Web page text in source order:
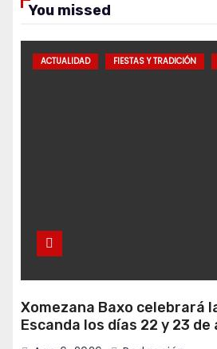
You missed
ACTUALIDAD FIESTAS Y TRADICIÓN
Xomezana Baxo celebrará
Escanda los días 22 y 23